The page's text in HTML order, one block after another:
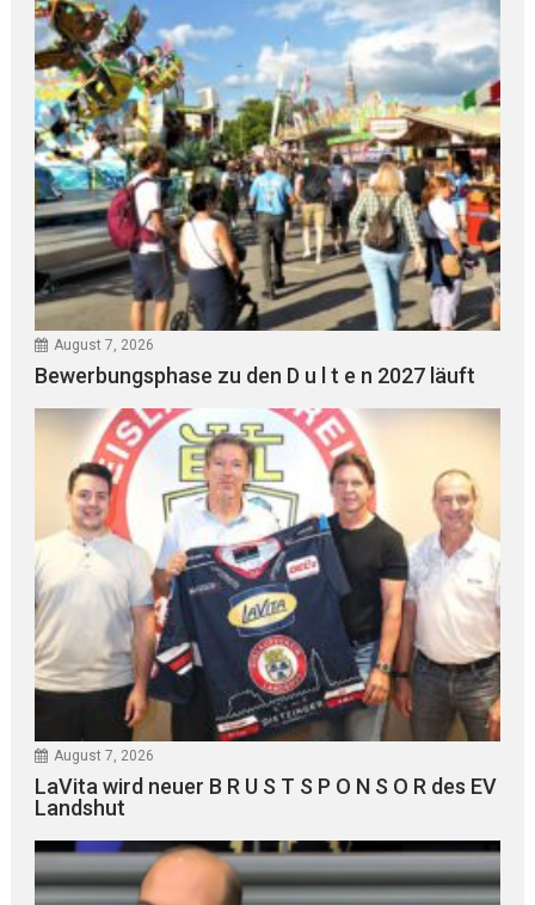
August 7, 2026
Bewerbungsphase zu den D u l t e n 2027 läuft
August 7, 2026
LaVita wird neuer B R U S T S P O N S O R des EV
Landshut